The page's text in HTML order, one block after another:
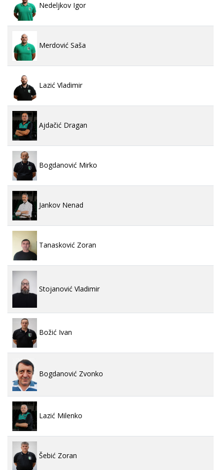
Nedeljkov Igor
Merdović Saša
Lazić Vladimir
Ajdačić Dragan
Bogdanović Mirko
Jankov Nenad
Tanasković Zoran
Stojanović Vladimir
Božić Ivan
Bogdanović Zvonko
Lazić Milenko
Šebić Zoran